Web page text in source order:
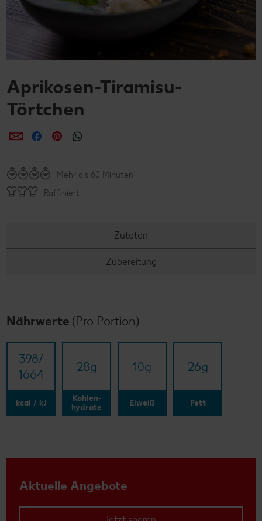
Aprikosen-Tiramisu-
Törtchen
per E-Mail teilen
per Facebook teilen
per Pinterest teilen
Mehr als 60 Minuten
Raffiniert
Zutaten
Zubereitung
Nährwerte (Pro Portion)
398/​
1664
kcal / kJ
28g
Kohlen-
hydrate
10g
Eiweiß
26g
Fett
Aktuelle Angebote